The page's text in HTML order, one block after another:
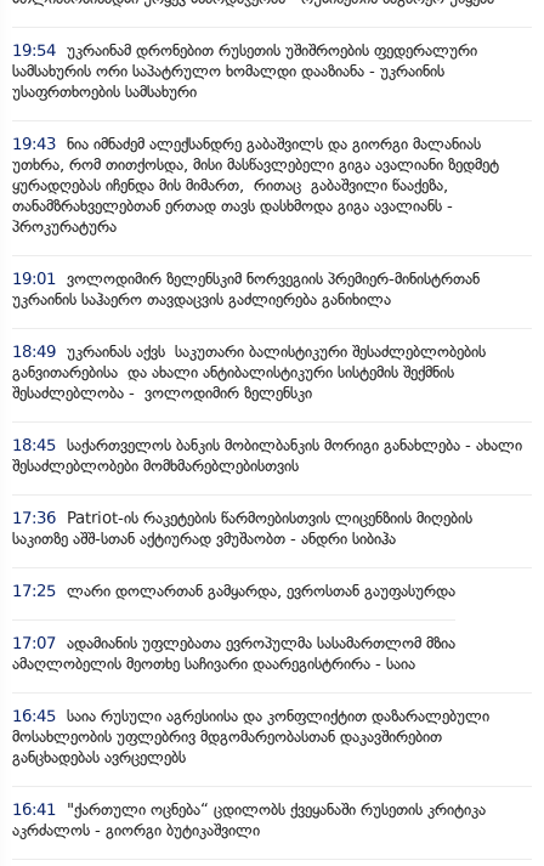
19:54 უკრაინამ დრონებით რუსეთის უშიშროების ფედერალური
სამსახურის ორი საპატრულო ხომალდი დააზიანა - უკრაინის
უსაფრთხოების სამსახური
19:43 ნია იმნაძემ ალექსანდრე გაბაშვილს და გიორგი მალანიას
უთხრა, რომ თითქოსდა, მისი მასწავლებელი გიგა ავალიანი ზედმეტ
ყურადღებას იჩენდა მის მიმართ, რითაც გაბაშვილი წააქეზა,
თანამზრახველებთან ერთად თავს დასხმოდა გიგა ავალიანს -
პროკურატურა
19:01
ვოლოდიმირ ზელენსკიმ ნორვეგიის პრემიერ-მინისტრთან
უკრაინის საჰაერო თავდაცვის გაძლიერება განიხილა
18:49 უკრაინას აქვს საკუთარი ბალისტიკური შესაძლებლობების
განვითარებისა და ახალი ანტიბალისტიკური სისტემის შექმნის
შესაძლებლობა - ვოლოდიმირ ზელენსკი
18:45 საქართველოს ბანკის მობილბანკის მორიგი განახლება - ახალი
შესაძლებლობები მომხმარებლებისთვის
17:36
Patriot-ის რაკეტების წარმოებისთვის ლიცენზიის მიღების
საკითზე აშშ-სთან აქტიურად ვმუშაობთ - ანდრი სიბიჰა
17:25 ლარი დოლართან გამყარდა, ევროსთან გაუფასურდა
17:07 ადამიანის უფლებათა ევროპულმა სასამართლომ მზია
ამაღლობელის მეოთხე საჩივარი დაარეგისტრირა - საია
16:45 საია რუსული აგრესიისა და კონფლიქტით დაზარალებული
მოსახლეობის უფლებრივ მდგომარეობასთან დაკავშირებით
განცხადებას ავრცელებს
16:41
"ქართული ოცნება“ ცდილობს ქვეყანაში რუსეთის კრიტიკა
აკრძალოს - გიორგი ბუტიკაშვილი